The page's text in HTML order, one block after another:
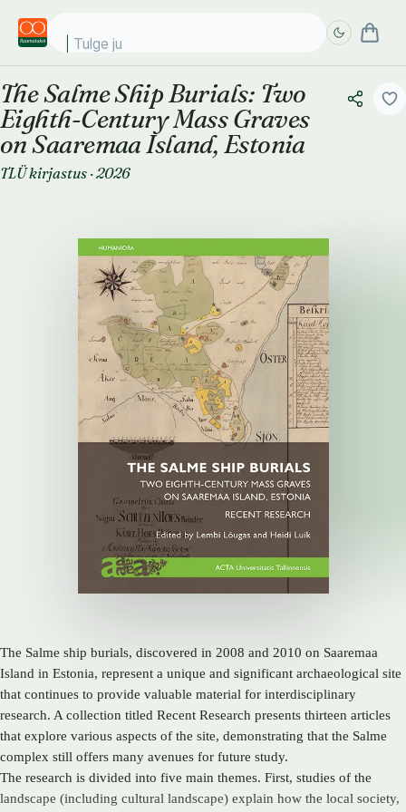
Tulge juba!
The Salme Ship Burials: Two
Eighth-Century Mass Graves
on Saaremaa Island, Estonia
TLÜ kirjastus ·2026
The Salme ship burials, discovered in 2008 and 2010 on Saaremaa
Island in Estonia, represent a unique and significant archaeological site
that continues to provide valuable material for interdisciplinary
research. A collection titled Recent Research presents thirteen articles
that explore various aspects of the site, demonstrating that the Salme
complex still offers many avenues for future study.
The research is divided into five main themes. First, studies of the
landscape (including cultural landscape) explain how the local society,
Täpsem
otsing
Täpsem
otsing